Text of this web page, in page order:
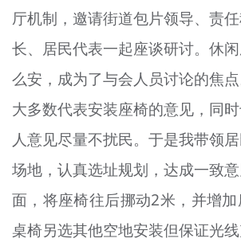
厅机制，邀请街道包片领导、责
长、居民代表一起座谈研讨。休
么安，成为了与会人员讨论的焦
大多数代表安装座椅的意见，同
人意见尽量不扰民。于是我带领
场地，认真选址规划，达成一致
面，将座椅往后挪动2米，并增
桌椅另选其他空地安装但保证光